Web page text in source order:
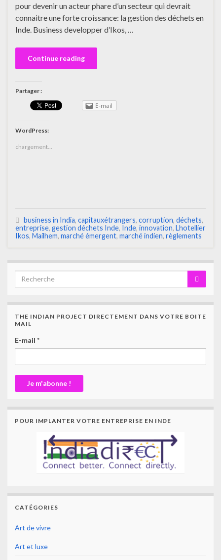
pour devenir un acteur phare d’un secteur qui devrait
connaitre une forte croissance: la gestion des déchets en
Inde. Business developper d’Ikos, …
Continue reading
Partager :
E-mail
WordPress:
chargement…
business in India, capitauxétrangers, corruption, déchets,
entreprise, gestion déchets Inde, Inde, innovation, Lhotellier
Ikos, Mailhem, marché émergent, marché indien, règlements
THE INDIAN PROJECT DIRECTEMENT DANS VOTRE BOITE
MAIL
E-mail *
POUR IMPLANTER VOTRE ENTREPRISE EN INDE
CATÉGORIES
Art de vivre
Art et luxe